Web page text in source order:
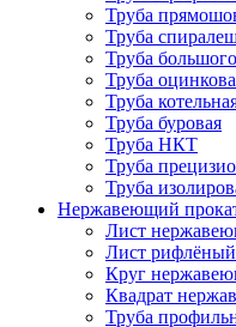
Труба
Труба
Труба
Труба
Труба
Труба буровая
Труба НКТ
Труба
Труба
Нержавеющий
Лист
Лист
Круг
Квадрат
Труба